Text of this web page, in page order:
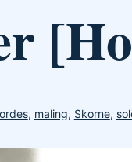
, maling, Skorne,